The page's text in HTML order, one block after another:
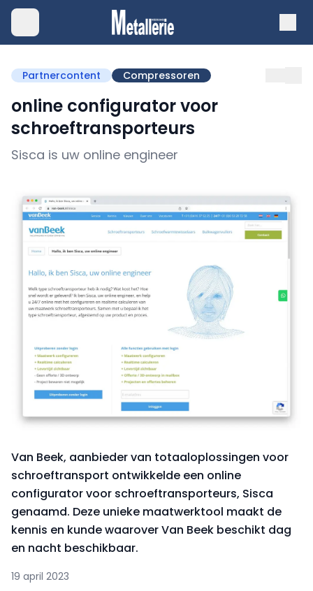
Partnercontent Compressoren
online configurator voor
schroeftransporteurs
Sisca is uw online engineer
Van Beek, aanbieder van totaaloplossingen voor
schroeftransport ontwikkelde een online
configurator voor schroeftransporteurs, Sisca
genaamd. Deze unieke maatwerktool maakt de
kennis en kunde waarover Van Beek beschikt dag
en nacht beschikbaar.
19 april 2023